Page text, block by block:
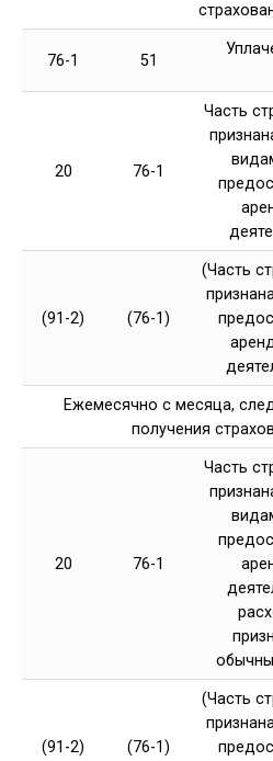
76-1 51
20 76-1
Часть
(91-2) (76-1)
(Часть
Ежемесячно с месяца,
получения
20 76-1
Часть
(91-2) (76-1)
(Часть